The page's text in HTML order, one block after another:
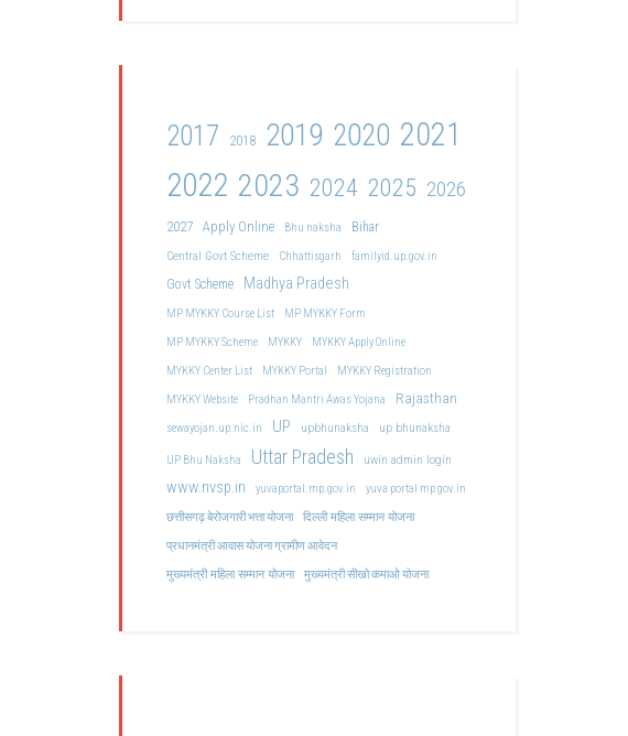
2017 2018 2019 2020 2021
2022 2023 2024 2025 2026
2027 Apply Online Bhu naksha
Bihar
Central Govt Scheme
Chhattisgarh familyid.up.gov.in
Govt Scheme Madhya Pradesh
MP MYKKY Course List
MP MYKKY Form
MP MYKKY Scheme
MYKKY
MYKKY Apply Online
MYKKY Center List
MYKKY Portal
MYKKY Registration
MYKKY Website
Pradhan Mantri Awas Yojana Rajasthan
sewayojan.up.nic.in UP upbhunaksha up bhunaksha
UP Bhu Naksha Uttar Pradesh uwin admin login
www.nvsp.in yuvaportal.mp.gov.in
yuva portal mp gov.in
छत्तीसगढ़ बेरोजगारी भत्ता योजना
दिल्ली महिला सम्मान योजना
प्रधानमंत्री आवास योजना ग्रामीण आवेदन
मुख्यमंत्री महिला सम्मान योजना मुख्यमंत्री सीखो कमाओ योजना